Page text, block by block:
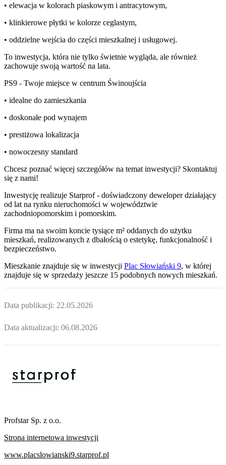
• elewacja w kolorach piaskowym i antracytowym,
• klinkierowe płytki w kolorze ceglastym,
• oddzielne wejścia do części mieszkalnej i usługowej.
To inwestycja, która nie tylko świetnie wygląda, ale również
zachowuje swoją wartość na lata.
PS9 - Twoje miejsce w centrum Świnoujścia
• idealne do zamieszkania
• doskonałe pod wynajem
• prestiżowa lokalizacja
• nowoczesny standard
Chcesz poznać więcej szczegółów na temat inwestycji? Skontaktuj
się z nami!
Inwestycję realizuje Starprof - doświadczony deweloper działający
od lat na rynku nieruchomości w województwie
zachodniopomorskim i pomorskim.
Firma ma na swoim koncie tysiące m² oddanych do użytku
mieszkań, realizowanych z dbałością o estetykę, funkcjonalność i
bezpieczeństwo.
Mieszkanie znajduje się w inwestycji Plac Słowiański 9, w której
znajduje się w sprzedaży jeszcze 15 podobnych nowych mieszkań.
Data publikacji: 22.05.2026
Data aktualizacji: 06.08.2026
Profstar Sp. z o.o.
Strona internetowa inwestycji
www.placslowianski9.starprof.pl